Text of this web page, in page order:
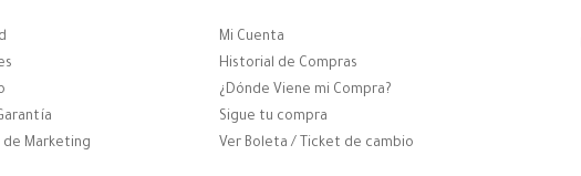
de Marketing
Mi Cuenta
Historial de Compras
¿Dónde Viene mi Compra?
Sigue tu compra
Ver Boleta / Ticket de cambio